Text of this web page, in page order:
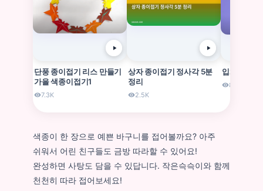
단풍 종이접기 리스 만들기
가을 색종이접기1
7.3K
상자 종이접기 정사각 5분
정리
2.5K
입체 칫솔
8.2K
색종이 한 장으로 예쁜 바구니를 접어볼까요? 아주
쉬워서 어린 친구들도 금방 따라할 수 있어요!
완성하면 사탕도 담을 수 있답니다. 작은슥슥이와 함께
천천히 따라 접어보세요!